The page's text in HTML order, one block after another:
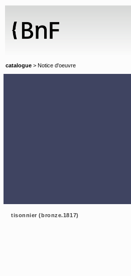
catalogue > Notice d'oeuvre
tisonnier (bronze.1817)